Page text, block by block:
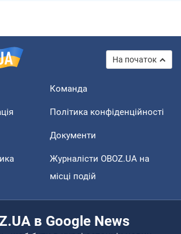
На початок
Команда
Політика конфіденційності
Документи
Журналісти OBOZ.UA на
місці подій
в Google News